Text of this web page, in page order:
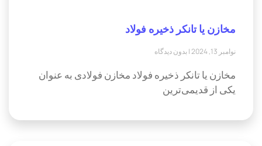
مخازن یا تانکر ذخیره فولاد
نوامبر 13, 2024 بدون دیدگاه
مخازن یا تانکر ذخیره فولاد مخازن فولادی به عنوان
یکی از قدیمی‌ترین